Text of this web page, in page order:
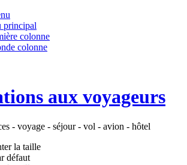
principal
colonne
colonne
aux voyageurs
- voyage - séjour - vol - avion - hôtel